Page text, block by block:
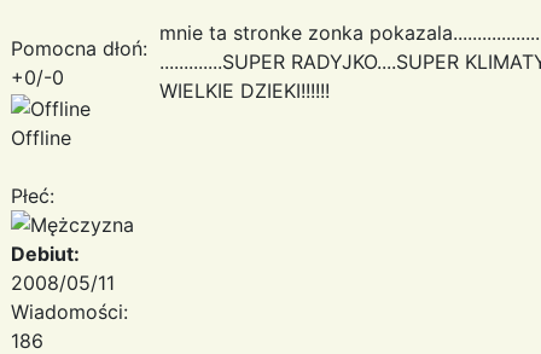
Pomocna dłoń:
+0/-0
Offline
Płeć:
Debiut:
2008/05/11
Wiadomości:
186
mnie ta stronke zonka
.............SUPER RADYJKO....SUPER
WIELKIE DZIEKI!!!!!!